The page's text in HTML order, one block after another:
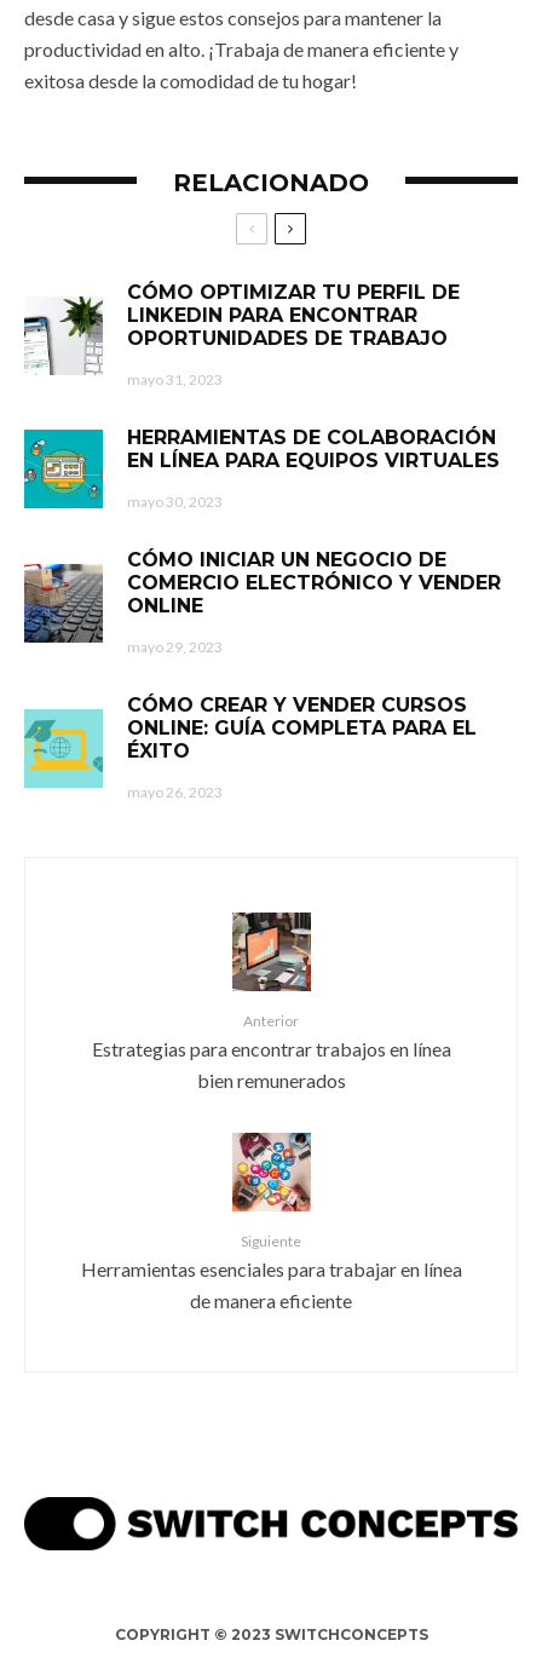
desde casa y sigue estos consejos para mantener la
productividad en alto. ¡Trabaja de manera eficiente y
exitosa desde la comodidad de tu hogar!
RELACIONADO
CÓMO OPTIMIZAR TU PERFIL DE
LINKEDIN PARA ENCONTRAR
OPORTUNIDADES DE TRABAJO
mayo 31, 2023
HERRAMIENTAS DE COLABORACIÓN
EN LÍNEA PARA EQUIPOS VIRTUALES
mayo 30, 2023
CÓMO INICIAR UN NEGOCIO DE
COMERCIO ELECTRÓNICO Y VENDER
ONLINE
mayo 29, 2023
CÓMO CREAR Y VENDER CURSOS
ONLINE: GUÍA COMPLETA PARA EL
ÉXITO
mayo 26, 2023
Anterior
Estrategias para encontrar trabajos en línea
bien remunerados
Siguiente
Herramientas esenciales para trabajar en línea
de manera eficiente
COPYRIGHT © 2023 SWITCHCONCEPTS